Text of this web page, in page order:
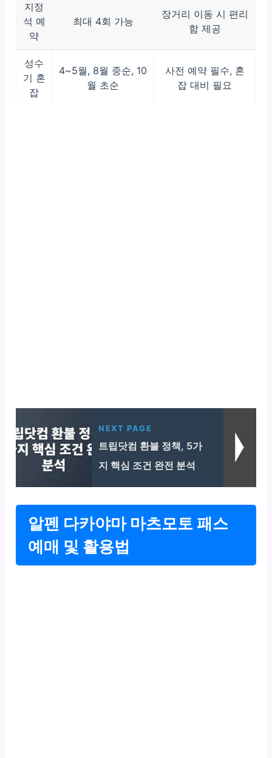
지정
석 예
약
최대 4회 가능
장거리 이동 시 편리
함 제공
성수
기 혼
잡
4~5월, 8월 중순, 10
월 초순
사전 예약 필수, 혼
잡 대비 필요
NEXT PAGE
트립닷컴 환불 정책, 5가
지 핵심 조건 완전 분석
알펜 다카야마 마츠모토 패스
예매 및 활용법